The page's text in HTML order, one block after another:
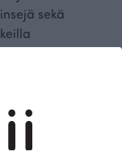
sekä
löydät